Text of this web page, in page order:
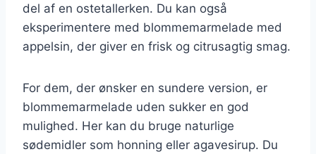
del af en ostetallerken. Du kan også
eksperimentere med blommemarmelade med
appelsin, der giver en frisk og citrusagtig smag.
For dem, der ønsker en sundere version, er
blommemarmelade uden sukker en god
mulighed. Her kan du bruge naturlige
sødemidler som honning eller agavesirup. Du